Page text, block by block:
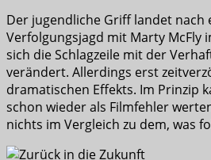
Der jugendliche Griff landet nach
Verfolgungsjagd mit Marty McFly
sich die Schlagzeile mit der
verändert. Allerdings erst
dramatischen Effekts. Im Prinzip
schon wieder als Filmfehler
nichts im Vergleich zu dem, was